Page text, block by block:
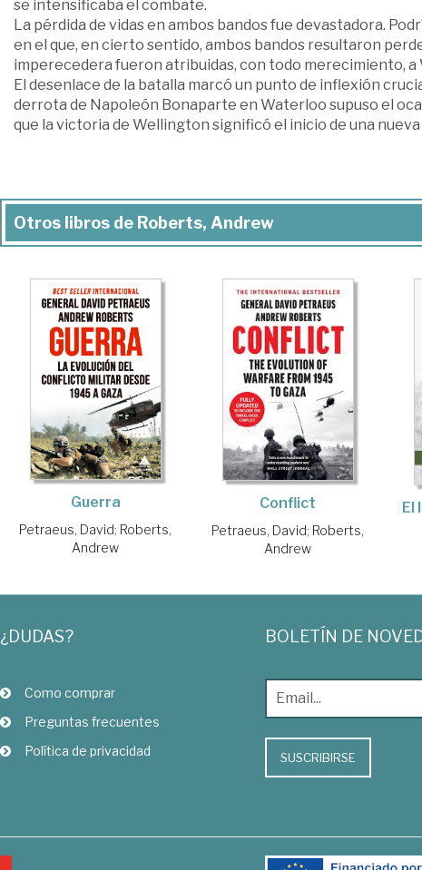
se intensificaba el combate.
La pérdida de vidas en ambos bandos fue devastadora.
en el que, en cierto sentido, ambos bandos resultaron
imperecedera fueron atribuidas, con todo merecimiento, a
El desenlace de la batalla marcó un punto de inflexión
derrota de Napoleón Bonaparte en Waterloo supuso el
que la victoria de Wellington significó el inicio de una
Otros libros de Roberts, Andrew
Guerra
Petraeus, David; Roberts,
Andrew
Conflict
Petraeus, David; Roberts,
Andrew
El
¿DUDAS?
Como comprar
Preguntas frecuentes
Política de privacidad
BOLETÍN DE
SUSCRIBIRSE